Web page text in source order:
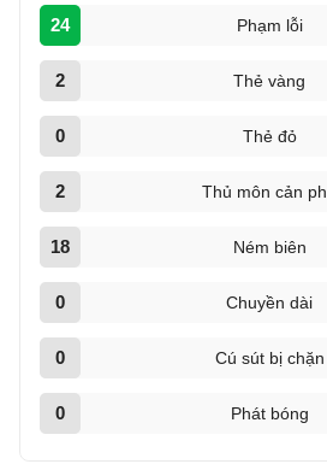
24 Phạm lỗi
2 Thẻ vàng
0 Thẻ đỏ
2 Thủ môn cản
18 Ném biên
0 Chuyền dài
0 Cú sút bị chặn
0 Phát bóng